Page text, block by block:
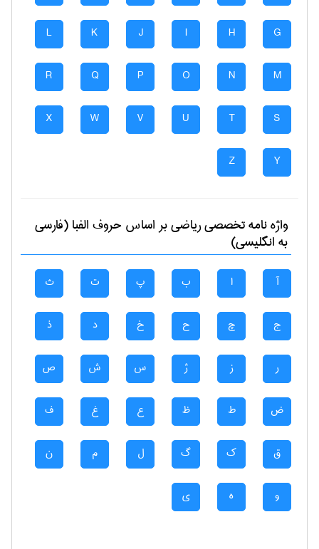
G
H
I
J
K
L
M
N
O
P
Q
R
S
T
U
V
W
X
Y
Z
واژه نامه تخصصیرياضیبر اساس حروف الفبا (فارسی
به انگلیسی)
آ ا ب پ ت ث
ج چ ح خ د ذ
ر ز ژ س ش ص
ض ط ظ ع غ ف
ق ک گ ل م ن
و ه ی